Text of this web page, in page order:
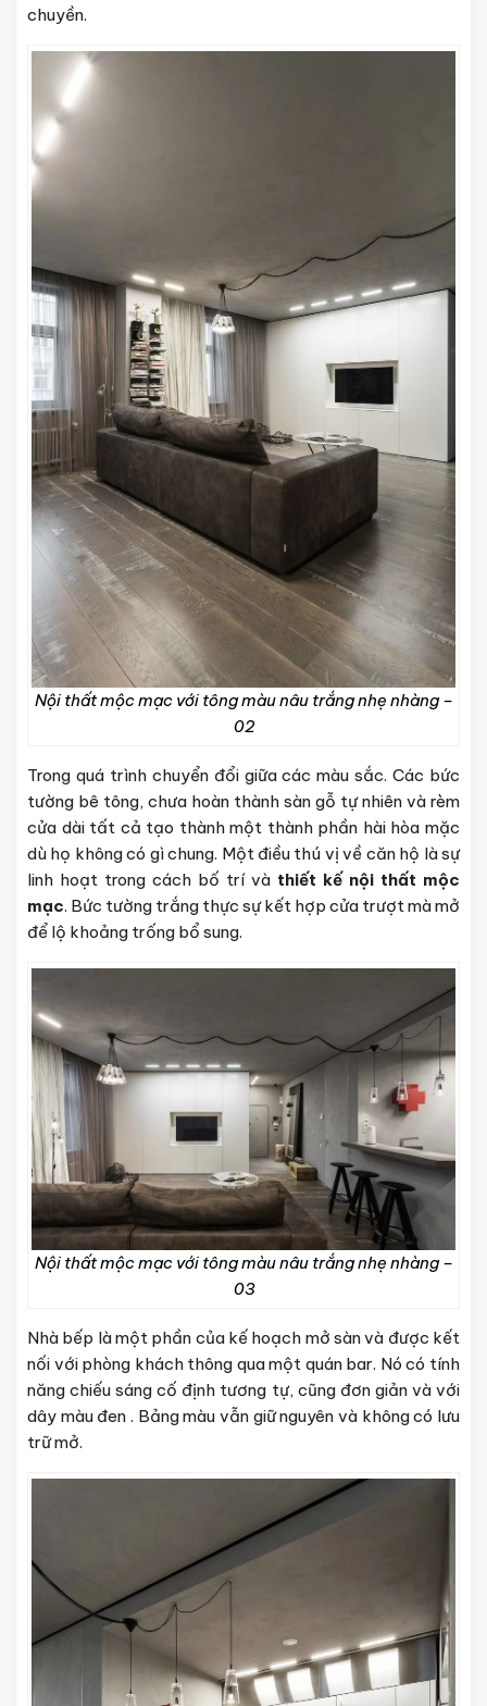
chuyền.
Nội thất mộc mạc với tông màu nâu trắng nhẹ nhàng –
02
Trong quá trình chuyển đổi giữa các màu sắc. Các bức
tường bê tông, chưa hoàn thành sàn gỗ tự nhiên và rèm
cửa dài tất cả tạo thành một thành phần hài hòa mặc
dù họ không có gì chung. Một điều thú vị về căn hộ là sự
linh hoạt trong cách bố trí và thiết kế nội thất mộc
mạc. Bức tường trắng thực sự kết hợp cửa trượt mà mở
để lộ khoảng trống bổ sung.
Nội thất mộc mạc với tông màu nâu trắng nhẹ nhàng –
03
Nhà bếp là một phần của kế hoạch mở sàn và được kết
nối với phòng khách thông qua một quán bar. Nó có tính
năng chiếu sáng cố định tương tự, cũng đơn giản và với
dây màu đen . Bảng màu vẫn giữ nguyên và không có lưu
trữ mở.